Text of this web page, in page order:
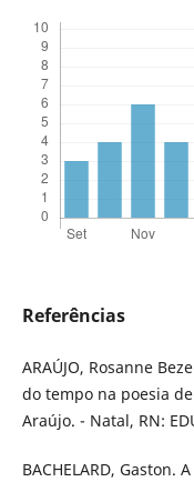
Referências
ARAÚJO, Rosanne
do tempo na poesia
Araújo. - Natal, RN:
BACHELARD, Gaston.